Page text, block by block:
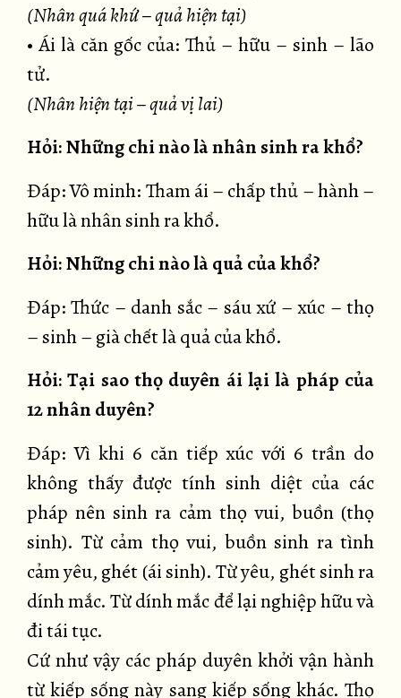
(Nhân quá khứ – quả hiện tại)
• Ái là căn gốc của: Thủ – hữu – sinh – lão
tử.
(Nhân hiện tại – quả vị lai)
Hỏi: Những chi nào là nhân sinh ra khổ?
Đáp: Vô minh: Tham ái – chấp thủ – hành –
hữu là nhân sinh ra khổ.
Hỏi: Những chi nào là quả của khổ?
Đáp: Thức – danh sắc – sáu xứ – xúc – thọ
– sinh – già chết là quả của khổ.
Hỏi: Tại sao thọ duyên ái lại là pháp của
12 nhân duyên?
Đáp: Vì khi 6 căn tiếp xúc với 6 trần do
không thấy được tính sinh diệt của các
pháp nên sinh ra cảm thọ vui, buồn (thọ
sinh). Từ cảm thọ vui, buồn sinh ra tình
cảm yêu, ghét (ái sinh). Từ yêu, ghét sinh ra
dính mắc. Từ dính mắc để lại nghiệp hữu và
đi tái tục.
Cứ như vậy các pháp duyên khởi vận hành
từ kiếp sống này sang kiếp sống khác. Thọ